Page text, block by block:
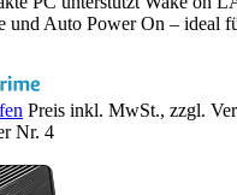
und Auto Power On – ideal
Preis inkl. MwSt., zzgl.
Nr. 4